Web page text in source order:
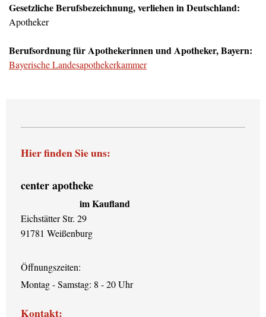
Gesetzliche Berufsbezeichnung, verliehen in Deutschland:
Apotheker
Berufsordnung für Apothekerinnen und Apotheker, Bayern:
Bayerische Landesapothekerkammer
Hier finden Sie uns:
center apotheke
im Kaufland
Eichstätter Str. 29
91781 Weißenburg
Öffnungszeiten:
Montag - Samstag: 8 - 20 Uhr
Kontakt: